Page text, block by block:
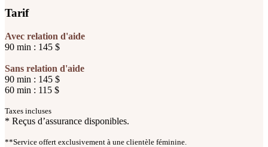
Tarif
Avec relation d'aide
90 min : 145 $
Sans relation d'aide
90 min : 145 $
60 min : 115 $
Taxes incluses
* Reçus d’assurance disponibles.
**Service offert exclusivement à une clientèle féminine.